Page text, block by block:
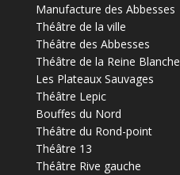
Manufacture des Abbesses
Théâtre de la ville
Théâtre des Abbesses
Théâtre de la Reine Blanche
Les Plateaux Sauvages
Théâtre Lepic
Bouffes du Nord
Théâtre du Rond-point
Théâtre 13
Théâtre Rive gauche